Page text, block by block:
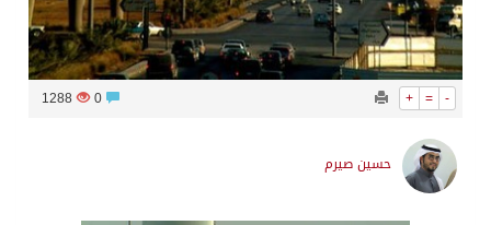
+ = -
1288
حسين صيرم